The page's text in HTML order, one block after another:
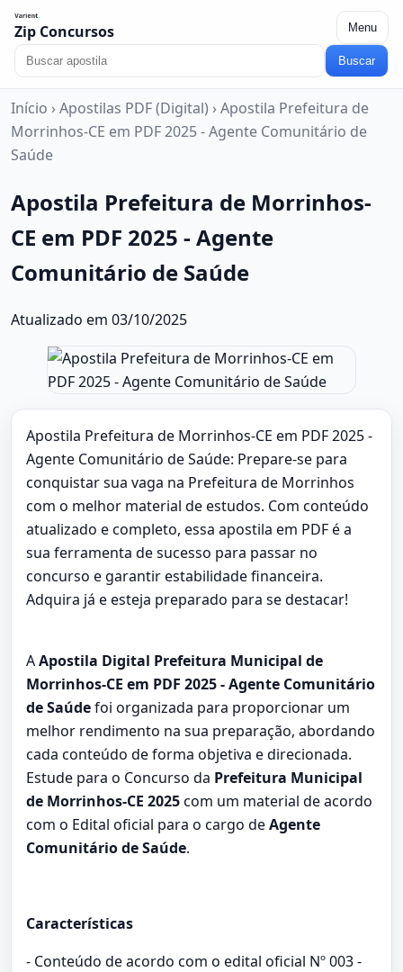
Zip Concursos Menu
Buscar
Início › Apostilas PDF (Digital) › Apostila Prefeitura de
Morrinhos-CE em PDF 2025 - Agente Comunitário de
Saúde
Apostila Prefeitura de Morrinhos-
CE em PDF 2025 - Agente
Comunitário de Saúde
Atualizado em 03/10/2025
Apostila Prefeitura de Morrinhos-CE em PDF 2025 -
Agente Comunitário de Saúde: Prepare-se para
conquistar sua vaga na Prefeitura de Morrinhos
com o melhor material de estudos. Com conteúdo
atualizado e completo, essa apostila em PDF é a
sua ferramenta de sucesso para passar no
concurso e garantir estabilidade financeira.
Adquira já e esteja preparado para se destacar!
AApostila Digital Prefeitura Municipal de
Morrinhos-CE em PDF 2025 - Agente Comunitário
de Saúdefoi organizada para proporcionar um
melhor rendimento na sua preparação, abordando
cada conteúdo de forma objetiva e direcionada.
Estude para o Concurso da Prefeitura Municipal
de Morrinhos-CE 2025com um material de acordo
com o Edital oficial para o cargo deAgente
Comunitário de Saúde.
Características
- Conteúdo de acordo com o edital oficial Nº 003 -